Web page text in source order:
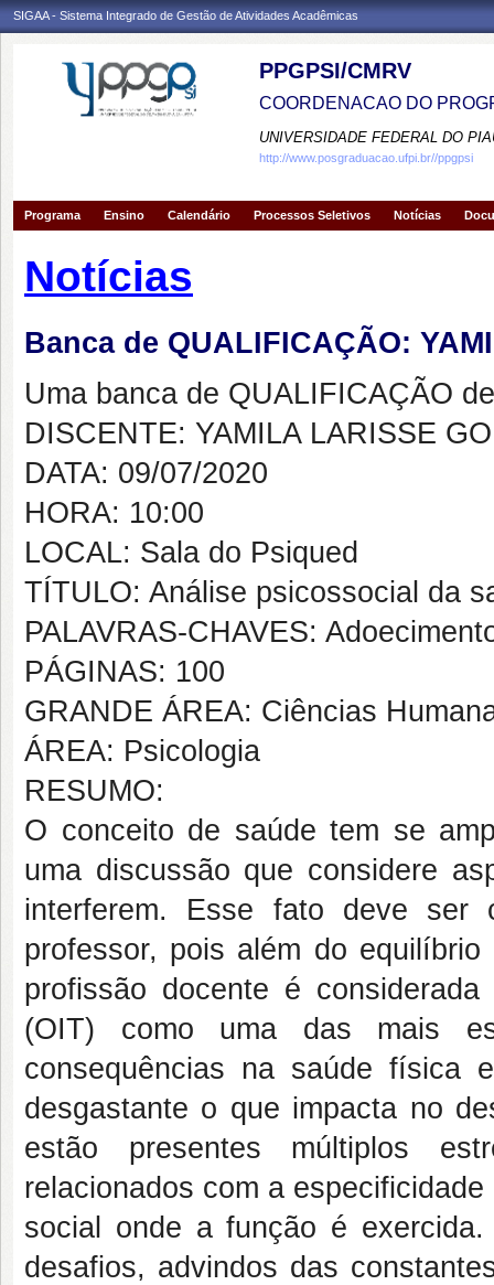
SIGAA - Sistema Integrado de Gestão de Atividades Acadêmicas
PPGPSI/CMRV
COORDENACAO DO
UNIVERSIDADE FEDERAL DO
http://www.posgraduacao.ufpi.br//ppgpsi
Programa Ensino Calendário Processos Seletivos Notícias
Notícias
Banca de QUALIFICAÇÃO:
Uma banca de QUALIFICAÇÃO
DISCENTE: YAMILA LARISSE
DATA: 09/07/2020
HORA: 10:00
LOCAL: Sala do Psiqued
TÍTULO: Análise psicossocial da
PALAVRAS-CHAVES:
PÁGINAS: 100
GRANDE ÁREA: Ciências
ÁREA: Psicologia
RESUMO:
O conceito de saúde tem se
uma discussão que considere
interferem. Esse fato deve ser
professor, pois além do
profissão docente é
(OIT) como uma das mais
consequências na saúde física
desgastante o que impacta no
estão presentes múltiplos
relacionados com a
social onde a função é
desafios, advindos das